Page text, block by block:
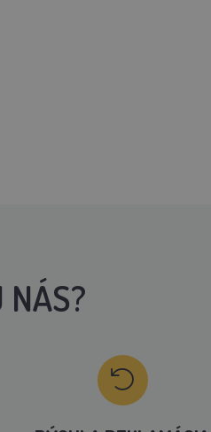
NÁS?